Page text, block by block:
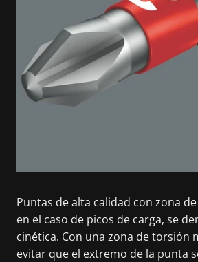
Puntas de alta calidad con zona
en el caso de picos de carga, se
cinética. Con una zona de torsión
evitar que el extremo de la punta